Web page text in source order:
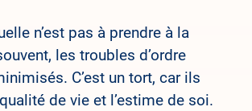
n’est pas à prendre à la
les troubles d’ordre
C’est un tort, car ils
de vie et l’estime de soi.